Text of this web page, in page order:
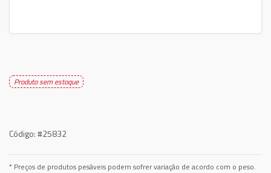
Produto sem estoque
Código:#25832
* Preços de produtos pesáveis podem sofrer variação de acordo com o peso.